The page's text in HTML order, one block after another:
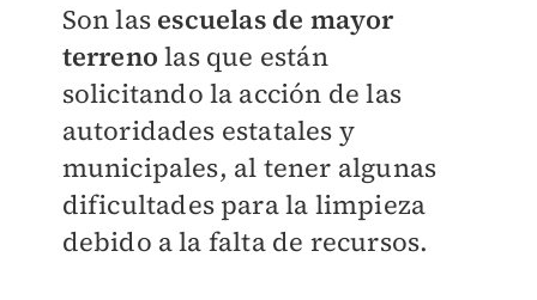
Son las escuelas de mayor
terreno las que están
solicitando la acción de las
autoridades estatales y
municipales, al tener algunas
dificultades para la limpieza
debido a la falta de recursos.